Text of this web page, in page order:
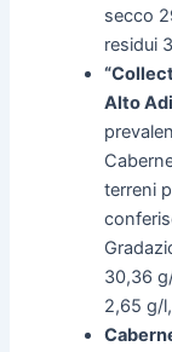
secco
residui
Alto
terreni
30,36
2,65 g/